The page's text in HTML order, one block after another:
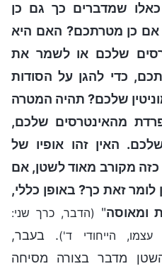
שמדברים כך גם כן
אם כן מטרתכם? האם היא
שלכם או לשמר את
כדי להגן על הסודות
שלכם? תהיה המטרה
מהאינטרסים שלכם,
האין זהו אופיו של
כזה מקורב מאוד לשטן, אם
זאת כך? באופן כללי,
ומאוסה" (הדבר, כרך שני:
הייחודי ד'). בעבר,
מדבר בצורה מסיחה